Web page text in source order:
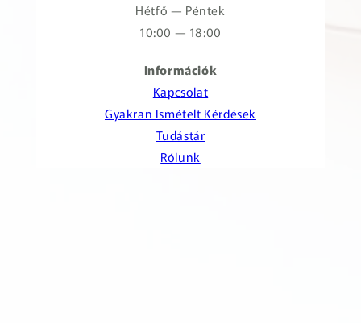
Hétfő — Péntek
10:00 — 18:00
Információk
Kapcsolat
Gyakran Ismételt Kérdések
Tudástár
Rólunk